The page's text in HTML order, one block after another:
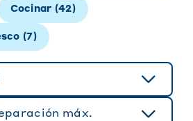
Cocinar (42)
(7)
máx.